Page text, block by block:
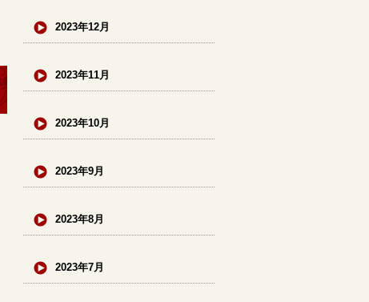
2023年12月
2023年11月
2023年10月
2023年9月
2023年8月
2023年7月